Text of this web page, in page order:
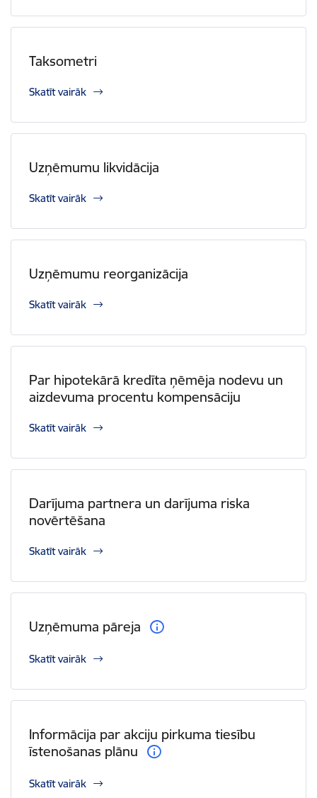
Taksometri
Skatīt vairāk
Uzņēmumu likvidācija
Skatīt vairāk
Uzņēmumu reorganizācija
Skatīt vairāk
Par hipotekārā kredīta ņēmēja nodevu un
aizdevuma procentu kompensāciju
Skatīt vairāk
Darījuma partnera un darījuma riska
novērtēšana
Skatīt vairāk
Uzņēmuma pāreja
Skatīt vairāk
Informācija par akciju pirkuma tiesību
īstenošanas plānu
Skatīt vairāk